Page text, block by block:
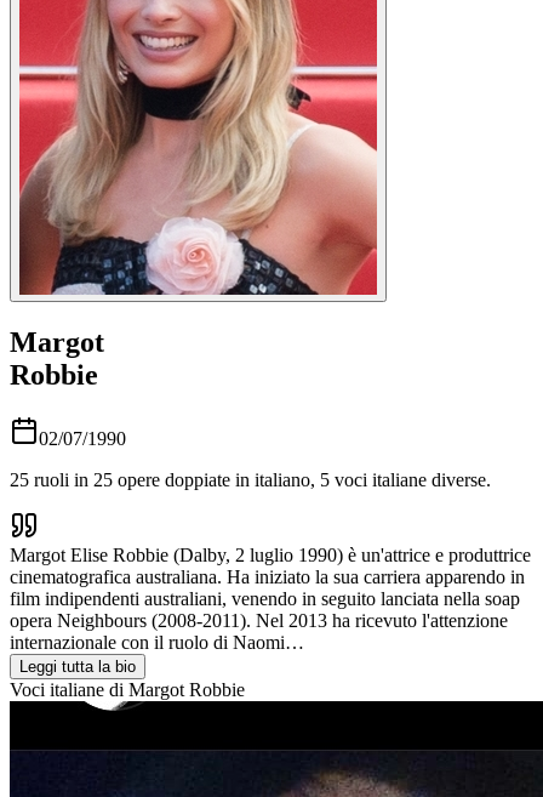
Margot
Robbie
02/07/1990
25 ruoli in 25 opere doppiate in italiano, 5 voci italiane diverse.
Margot Elise Robbie (Dalby, 2 luglio 1990) è un'attrice e produttrice
cinematografica australiana. Ha iniziato la sua carriera apparendo in
film indipendenti australiani, venendo in seguito lanciata nella soap
opera Neighbours (2008-2011). Nel 2013 ha ricevuto l'attenzione
internazionale con il ruolo di Naomi…
Leggi tutta la bio
Voci italiane di Margot Robbie